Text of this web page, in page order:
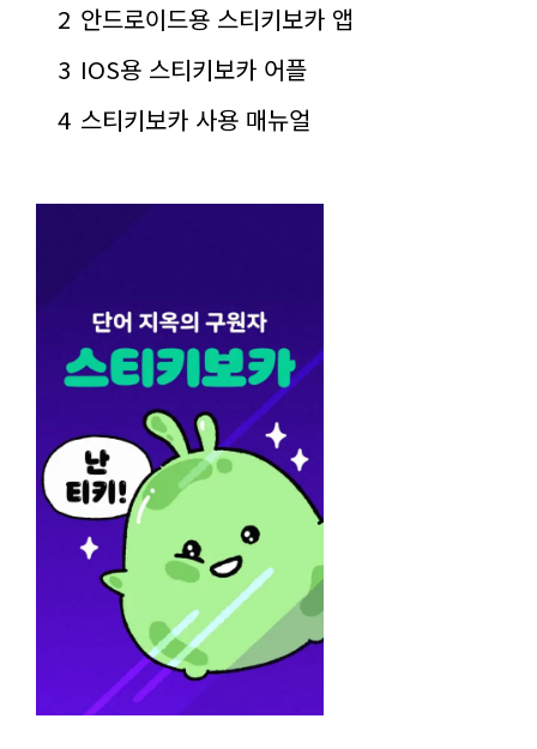
2 안드로이드용 스티키보카 앱
3 IOS용 스티키보카 어플
4 스티키보카 사용 매뉴얼